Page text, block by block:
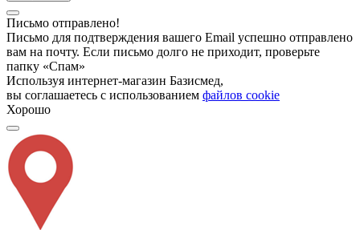
Письмо отправлено!
Письмо для подтверждения вашего Email успешно отправлено
вам на почту. Если письмо долго не приходит, проверьте
папку «Спам»
Используя интернет-магазин Базисмед,
вы соглашаетесь с использованием файлов cookie
Хорошо